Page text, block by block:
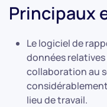
Principaux
Le logiciel de
données
collaboration au
lieu de travail.